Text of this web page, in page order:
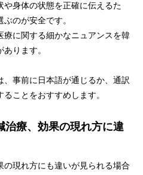
身体の状態を正確に伝えるた
のが安全です。
に関する細かなニュアンスを韓
ります。
事前に日本語が通じるか、通訳
ことをおすすめします。
治療、効果の現れ方に違
現れ方にも違いが見られる場合